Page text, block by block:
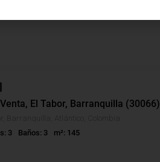
El Tabor, Barranquilla (30066)
3
Baños: 3
m²: 145